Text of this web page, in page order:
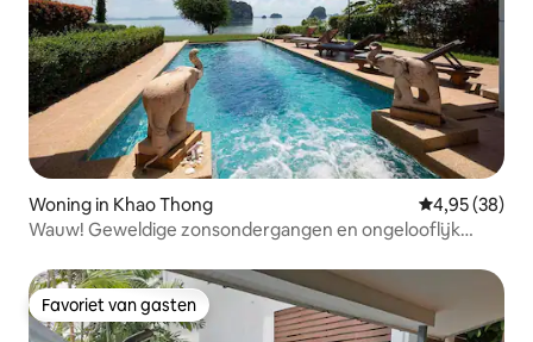
Woning in Khao Thong Gemiddelde
4,95 (38)
Wauw! Geweldige zonsondergangen en ongelooflijk
Favoriet van gasten
Favoriet van gasten